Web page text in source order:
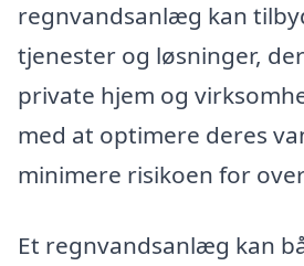
regnvandsanlæg kan
tjenester og løsninger,
private hjem og
med at optimere deres
minimere risikoen for
Et regnvandsanlæg kan